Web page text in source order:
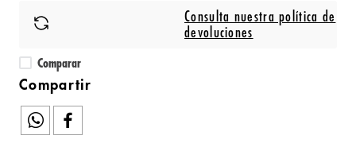
Consulta nuestra política de
devoluciones
Comparar